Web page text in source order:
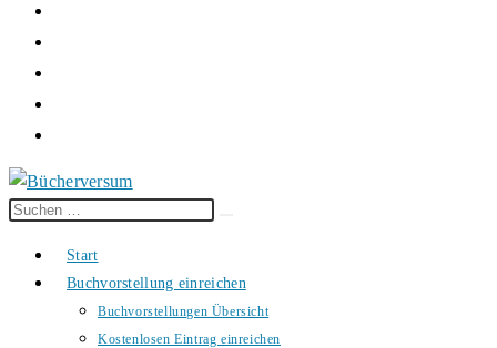
Diese
durchsuchen
Start
Buchvorstellung einreichen
Buchvorstellungen Übersicht
Kostenlosen Eintrag einreichen